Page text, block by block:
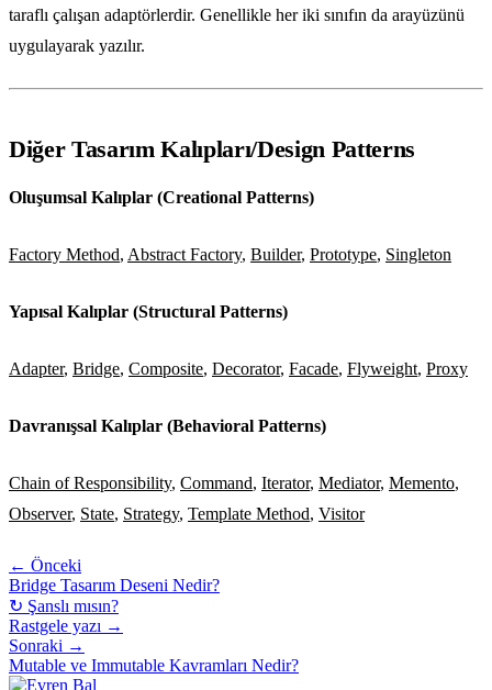
taraflı çalışan adaptörlerdir. Genellikle her iki sınıfın da arayüzünü
uygulayarak yazılır.
Diğer Tasarım Kalıpları/Design Patterns
Oluşumsal Kalıplar (Creational Patterns)
Factory Method, Abstract Factory, Builder, Prototype, Singleton
Yapısal Kalıplar (Structural Patterns)
Adapter, Bridge, Composite, Decorator, Facade, Flyweight, Proxy
Davranışsal Kalıplar (Behavioral Patterns)
Chain of Responsibility, Command, Iterator, Mediator, Memento,
Observer, State, Strategy, Template Method, Visitor
← Önceki
Bridge Tasarım Deseni Nedir?
↻ Şanslı mısın?
Rastgele yazı →
Sonraki →
Mutable ve Immutable Kavramları Nedir?